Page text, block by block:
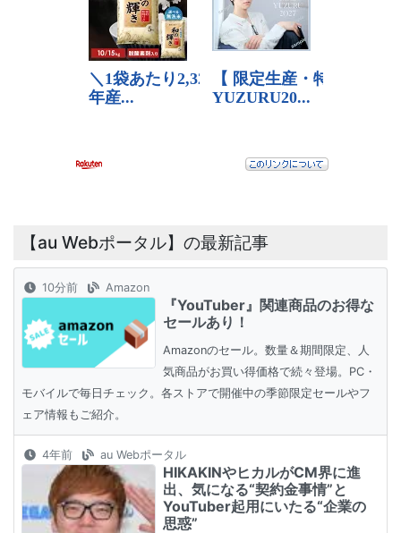
【au Webポータル】の最新記事
10分前 Amazon
『YouTuber』関連商品のお得な
セールあり！
Amazonのセール。数量＆期間限定、人
気商品がお買い得価格で続々登場。PC・
モバイルで毎日チェック。各ストアで開催中の季節限定セールやフ
ェア情報もご紹介。
4年前 au Webポータル
HIKAKINやヒカルがCM界に進
出、気になる“契約金事情”と
YouTuber起用にいたる“企業の
思惑”